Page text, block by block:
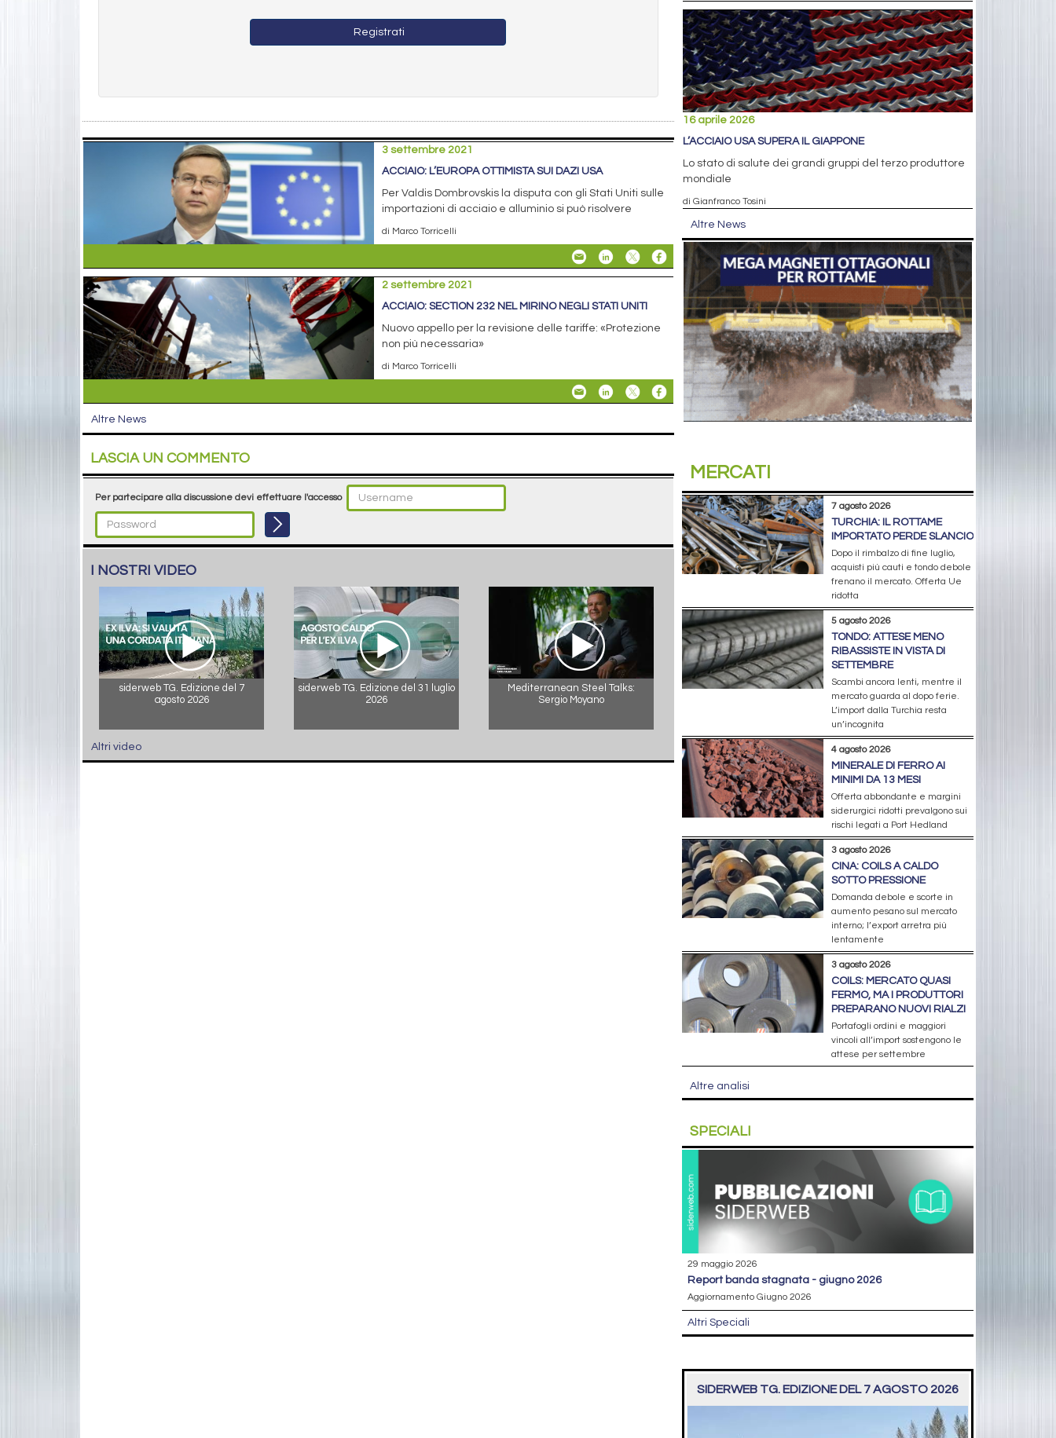
Registrati
3 settembre 2021
ACCIAIO: L’EUROPA OTTIMISTA SUI DAZI USA
Per Valdis Dombrovskis la disputa con gli Stati Uniti sulle
importazioni di acciaio e alluminio si può risolvere
di Marco Torricelli
2 settembre 2021
ACCIAIO: SECTION 232 NEL MIRINO NEGLI STATI UNITI
Nuovo appello per la revisione delle tariffe: «Protezione
non più necessaria»
di Marco Torricelli
Altre News
LASCIA UN COMMENTO
Per partecipare alla discussione devi effettuare l'accesso
I NOSTRI VIDEO
siderweb TG. Edizione del 7
agosto 2026
siderweb TG. Edizione del 31 luglio
2026
Mediterranean Steel Talks:
Sergio Moyano
Altri video
16 aprile 2026
L’ACCIAIO USA SUPERA IL GIAPPONE
Lo stato di salute dei grandi gruppi del terzo produttore
mondiale
di Gianfranco Tosini
Altre News
MERCATI
7 agosto 2026
TURCHIA: IL ROTTAME
IMPORTATO PERDE SLANCIO
Dopo il rimbalzo di fine luglio,
acquisti più cauti e tondo debole
frenano il mercato. Offerta Ue
ridotta
5 agosto 2026
TONDO: ATTESE MENO
RIBASSISTE IN VISTA DI
SETTEMBRE
Scambi ancora lenti, mentre il
mercato guarda al dopo ferie.
L’import dalla Turchia resta
un’incognita
4 agosto 2026
MINERALE DI FERRO AI
MINIMI DA 13 MESI
Offerta abbondante e margini
siderurgici ridotti prevalgono sui
rischi legati a Port Hedland
3 agosto 2026
CINA: COILS A CALDO
SOTTO PRESSIONE
Domanda debole e scorte in
aumento pesano sul mercato
interno; l’export arretra più
lentamente
3 agosto 2026
COILS: MERCATO QUASI
FERMO, MA I PRODUTTORI
PREPARANO NUOVI RIALZI
Portafogli ordini e maggiori
vincoli all’import sostengono le
attese per settembre
Altre analisi
SPECIALI
29 maggio 2026
report banda stagnata - giugno 2026
Aggiornamento Giugno 2026
Altri Speciali
SIDERWEB TG. EDIZIONE DEL 7 AGOSTO 2026